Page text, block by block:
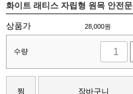
화이트 래티스 자립형 원목 안전문
상품가 28,000원
수량
찜 장바구니